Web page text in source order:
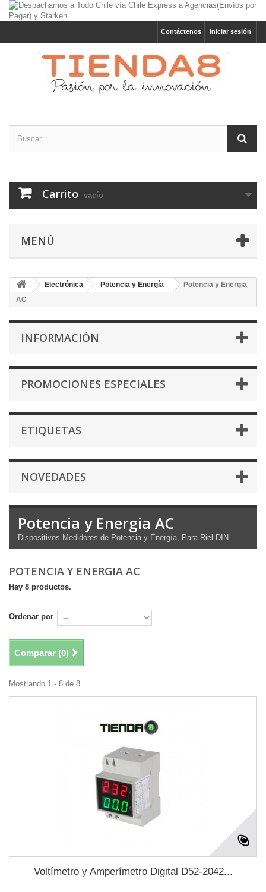
Iniciar sesión
Contáctenos
Carrito vacío
MENÚ
Electrónica Potencia y Energía
Potencia y Energia
AC
INFORMACIÓN
PROMOCIONES ESPECIALES
ETIQUETAS
NOVEDADES
Potencia y Energia AC
Dispositivos Medidores de Potencia y Energía, Para Riel DIN
POTENCIA Y ENERGIA AC
Hay 8 productos.
Ordenar por
Comparar (0)
Mostrando 1 - 8 de 8
Voltímetro y Amperímetro Digital D52-2042...